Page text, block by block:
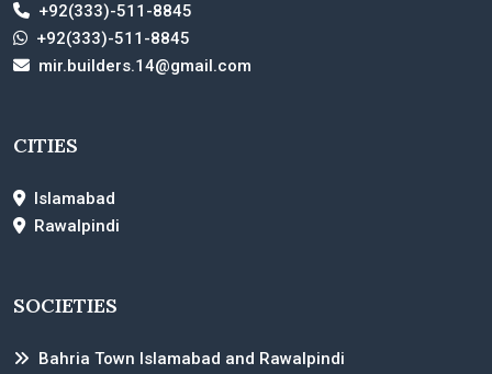
+92(333)-511-8845
+92(333)-511-8845
mir.builders.14@gmail.com
CITIES
Islamabad
Rawalpindi
SOCIETIES
Bahria Town Islamabad and Rawalpindi